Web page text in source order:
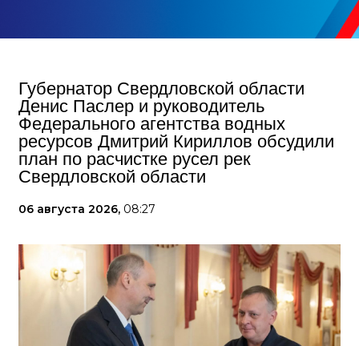
Губернатор Свердловской области
Денис Паслер и руководитель
Федерального агентства водных
ресурсов Дмитрий Кириллов обсудили
план по расчистке русел рек
Свердловской области
06 августа 2026, 08:27